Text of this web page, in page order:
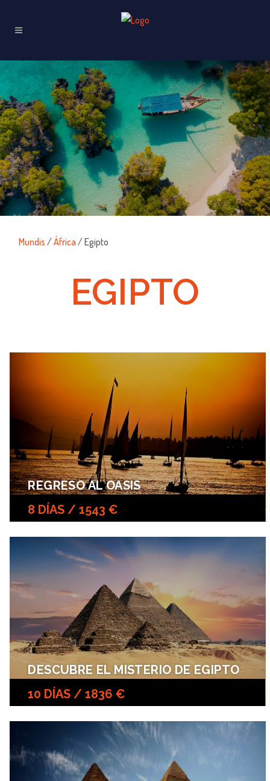
Mundis /África / Egipto
EGIPTO
REGRESO AL OASIS
8 DÍAS / 1543 €
DESCUBRE EL MISTERIO DE EGIPTO
10 DÍAS / 1836 €